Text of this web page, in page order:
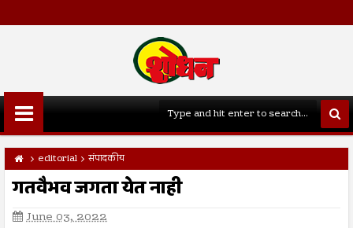
editorial संपादकीय
गतवैभव जगता येत नाही
June 03, 2022